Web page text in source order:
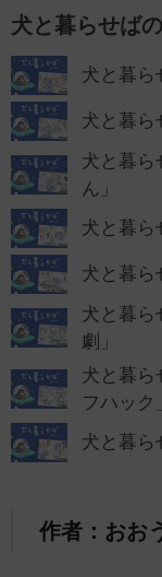
犬と暮らせば
犬と暮ら
犬と暮ら
犬と暮ら
ん」
犬と暮ら
犬と暮ら
犬と暮ら
劇」
犬と暮ら
フハック」
犬と暮ら
作者：おお